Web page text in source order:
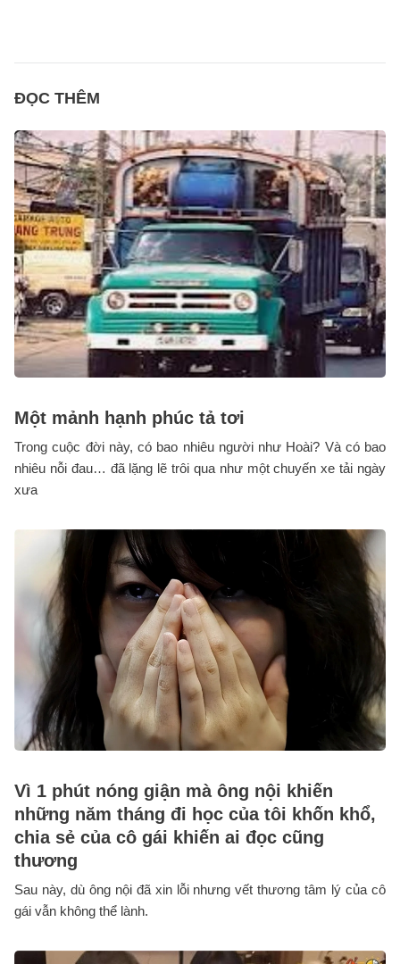
ĐỌC THÊM
Một mảnh hạnh phúc tả tơi
Trong cuộc đời này, có bao nhiêu người như Hoài? Và có bao
nhiêu nỗi đau… đã lặng lẽ trôi qua như một chuyến xe tải ngày
xưa
Vì 1 phút nóng giận mà ông nội khiến
những năm tháng đi học của tôi khốn khổ,
chia sẻ của cô gái khiến ai đọc cũng
thương
Sau này, dù ông nội đã xin lỗi nhưng vết thương tâm lý của cô
gái vẫn không thể lành.